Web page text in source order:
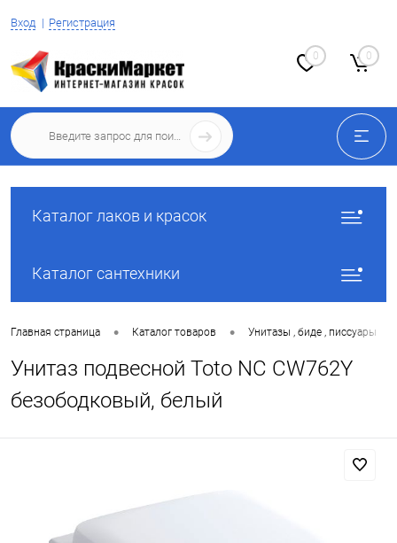
Вход Регистрация
0 0
Каталог лаков и красок
Каталог сантехники
Главная страница • Каталог товаров • Унитазы , биде , писсуары
Унитаз подвесной Toto NC CW762Y
безободковый, белый